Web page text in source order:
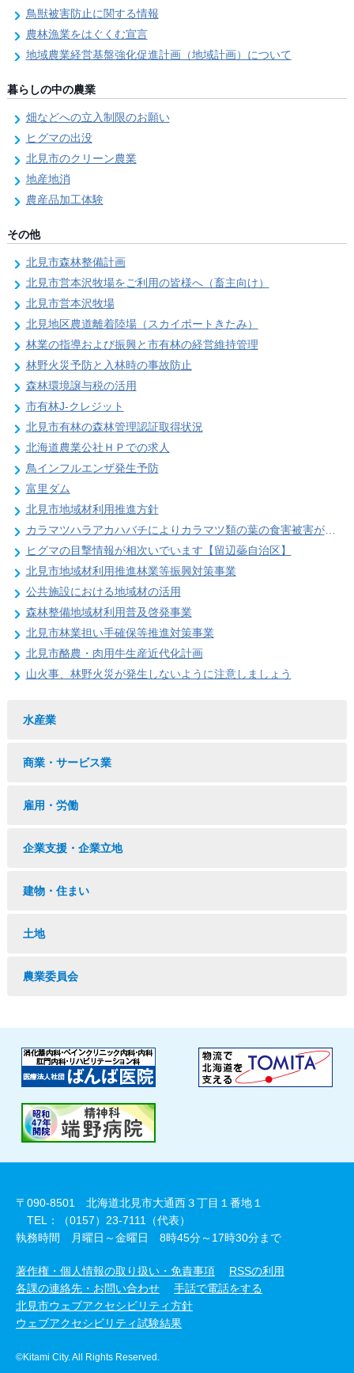
鳥獣被害防止に関する情報
農林漁業をはぐくむ宣言
地域農業経営基盤強化促進計画（地域計画）について
暮らしの中の農業
畑などへの立入制限のお願い
ヒグマの出没
北見市のクリーン農業
地産地消
農産品加工体験
その他
北見市森林整備計画
北見市営本沢牧場をご利用の皆様へ（畜主向け）
北見市営本沢牧場
北見地区農道離着陸場（スカイポートきたみ）
林業の指導および振興と市有林の経営維持管理
林野火災予防と入林時の事故防止
森林環境譲与税の活用
市有林J-クレジット
北見市有林の森林管理認証取得状況
北海道農業公社ＨＰでの求人
鳥インフルエンザ発生予防
富里ダム
北見市地域材利用推進方針
カラマツハラアカハバチによりカラマツ類の葉の食害被害が発生することがあります
ヒグマの目撃情報が相次いでいます【留辺蘂自治区】
北見市地域材利用推進林業等振興対策事業
公共施設における地域材の活用
森林整備地域材利用普及啓発事業
北見市林業担い手確保等推進対策事業
北見市酪農・肉用牛生産近代化計画
山火事、林野火災が発生しないように注意しましょう
水産業
商業・サービス業
雇用・労働
企業支援・企業立地
建物・住まい
土地
農業委員会
〒090-8501 北海道北見市大通西３丁目１番地１
TEL：（0157）23-7111（代表）
執務時間 月曜日～金曜日 8時45分～17時30分まで
著作権・個人情報の取り扱い・免責事項
RSSの利用
各課の連絡先・お問い合わせ
手話で電話をする
北見市ウェブアクセシビリティ方針
ウェブアクセシビリティ試験結果
©Kitami City. All Rights Reserved.